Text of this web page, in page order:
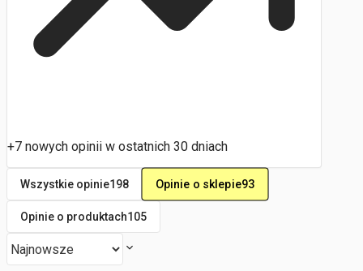
+7 nowych opinii w ostatnich 30 dniach
Wszystkie opinie198 Opinie o sklepie93
Opinie o produktach105